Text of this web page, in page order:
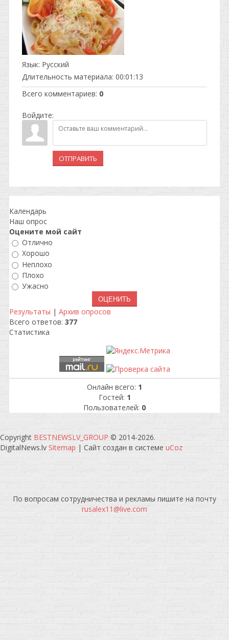
Язык: Русский
Длительность материала: 00:01:13
Всего комментариев: 0
Войдите:
ОТПРАВИТЬ
Календарь
Наш опрос
Оцените мой сайт
Отлично
Хорошо
Неплохо
Плохо
Ужасно
Результаты | Архив опросов
Всего ответов: 377
Статистика
Онлайн всего: 1
Гостей: 1
Пользователей: 0
Copyright BESTNEWSLV_GROUP © 2014-2026.
DigitalNews.lv Sitemap | Сайт создан в системе uCoz
По вопросам сотрудничества и рекламы пишите на почту
rusalex11@live.com